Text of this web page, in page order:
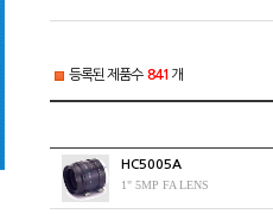
등록된 제품수 841 개
HC5005A
1" 5MP FA LENS